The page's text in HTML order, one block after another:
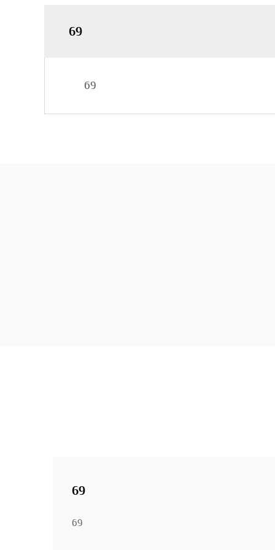
69
69
69
69